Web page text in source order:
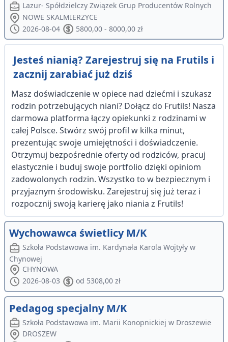
Lazur- Spółdzielczy Związek Grup Producentów Rolnych
NOWE SKALMIERZYCE
2026-08-04
5800,00 - 8000,00 zł
Jesteś nianią? Zarejestruj się na Frutils i
zacznij zarabiać już dziś
Masz doświadczenie w opiece nad dziećmi i szukasz
rodzin potrzebujących niani? Dołącz do Frutils! Nasza
darmowa platforma łączy opiekunki z rodzinami w
całej Polsce. Stwórz swój profil w kilka minut,
prezentując swoje umiejętności i doświadczenie.
Otrzymuj bezpośrednie oferty od rodziców, pracuj
elastycznie i buduj swoje portfolio dzięki opiniom
zadowolonych rodzin. Wszystko to w bezpiecznym i
przyjaznym środowisku. Zarejestruj się już teraz i
rozpocznij swoją karierę jako niania z Frutils!
Wychowawca świetlicy M/K
Szkoła Podstawowa im. Kardynała Karola Wojtyły w
Chynowej
CHYNOWA
2026-08-03
od 5308,00 zł
Pedagog specjalny M/K
Szkoła Podstawowa im. Marii Konopnickiej w Droszewie
DROSZEW